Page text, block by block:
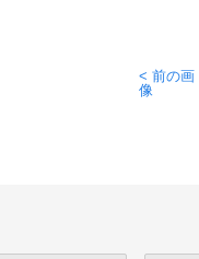
< 前の画
像